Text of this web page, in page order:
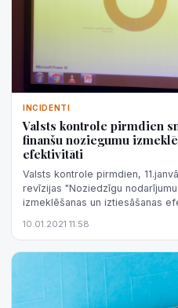
INCIDENTI
Valsts kontrole pirmdien
finanšu noziegumu
efektivitāti
Valsts kontrole pirmdien,
revīzijas "Noziedzīgu
izmeklēšanas un iztiesāšanas efektivitāte"
10.01.2021 11:58